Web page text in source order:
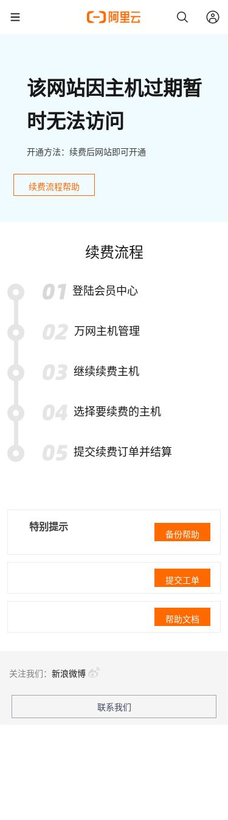
该网站因主机过期暂
时无法访问
开通方法：续费后网站即可开通
续费流程帮助
续费流程
登陆会员中心
万网主机管理
继续续费主机
选择要续费的主机
提交续费订单并结算
特别提示
备份帮助
提交工单
帮助文档